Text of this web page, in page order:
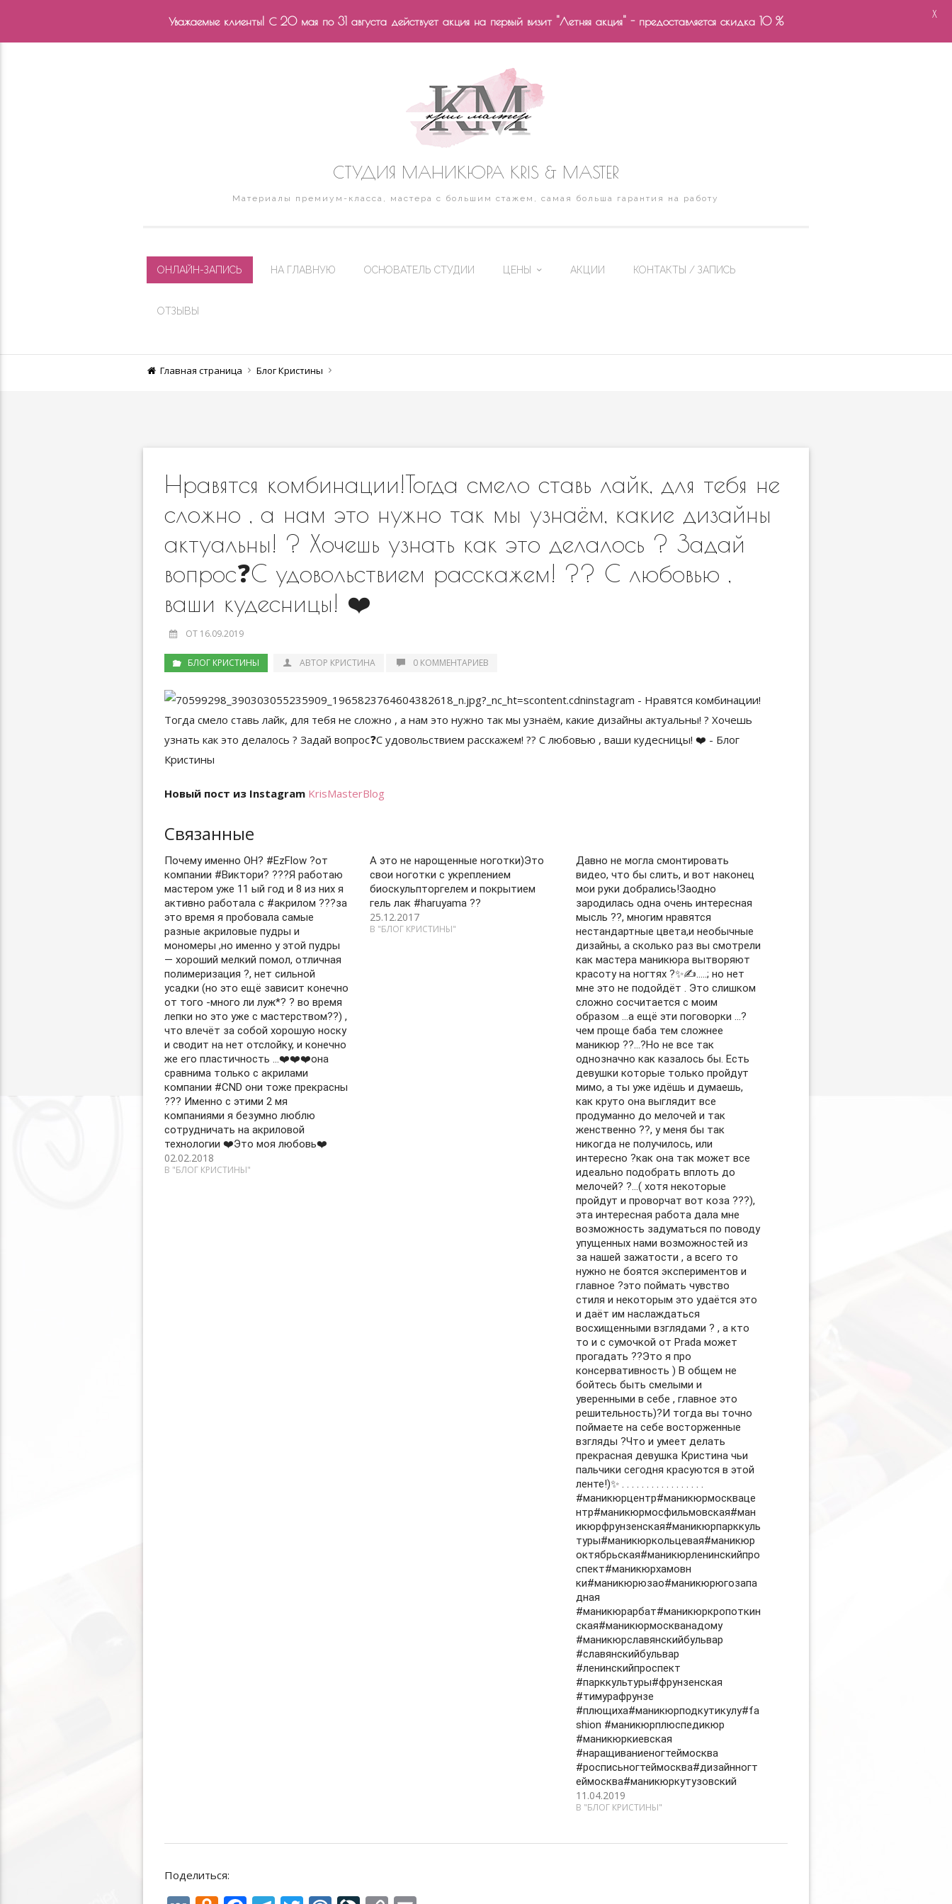
СТУДИЯ МАНИКЮРА KRIS & MASTER
Материалы премиум-класса, мастера с большим стажем, самая больша гарантия на работу
ОНЛАЙН-ЗАПИСЬ НА ГЛАВНУЮ ОСНОВАТЕЛЬ СТУДИИ ЦЕНЫ АКЦИИ КОНТАКТЫ / ЗАПИСЬ
ОТЗЫВЫ
Главная страница Блог Кристины
Нравятся комбинации!Тогда смело ставь лайк, для тебя не
сложно , а нам это нужно так мы узнаём, какие дизайны
актуальны! ? Хочешь узнать как это делалось ? Задай
вопрос❓С удовольствием расскажем! ?? С любовью ,
ваши кудесницы! ❤️
ОТ 16.09.2019
БЛОГ КРИСТИНЫ АВТОР КРИСТИНА 0 КОММЕНТАРИЕВ
Новый пост из Instagram KrisMasterBlog
Связанные
Почему именно ОН? #EzFlow ?от
компании #Виктори? ??‍?Я работаю
мастером уже 11 ый год и 8 из них я
активно работала с #акрилом ??‍?за
это время я пробовала самые
разные акриловые пудры и
мономеры ,но именно у этой пудры
— хороший мелкий помол, отличная
полимеризация ?, нет сильной
усадки (но это ещё зависит конечно
от того -много ли луж*? ? во время
лепки но это уже с мастерством??) ,
что влечёт за собой хорошую носку
и сводит на нет отслойку, и конечно
же его пластичность …❤️❤️❤️она
сравнима только с акрилами
компании #CND они тоже прекрасны
??‍? Именно с этими 2 мя
компаниями я безумно люблю
сотрудничать на акриловой
технологии ❤️Это моя любовь❤️
02.02.2018
В "БЛОГ КРИСТИНЫ"
А это не нарощенные ноготки)Это
свои ноготки с укреплением
биоскульпторгелем и покрытием
гель лак #haruyama ??
25.12.2017
В "БЛОГ КРИСТИНЫ"
Давно не могла смонтировать
видео, что бы слить, и вот наконец
мои руки добрались!Заодно
зародилась одна очень интересная
мысль ??, многим нравятся
нестандартные цвета,и необычные
дизайны, а сколько раз вы смотрели
как мастера маникюра вытворяют
красоту на ногтях ?✨✍️…..; но нет
мне это не подойдёт . Это слишком
сложно сосчитается с моим
образом …а ещё эти поговорки …?
чем проще баба тем сложнее
маникюр ??…?Но не все так
однозначно как казалось бы. Есть
девушки которые только пройдут
мимо, а ты уже идёшь и думаешь,
как круто она выглядит все
продуманно до мелочей и так
женственно ??, у меня бы так
никогда не получилось, или
интересно ?как она так может все
идеально подобрать вплоть до
мелочей? ?…( хотя некоторые
пройдут и проворчат вот коза ???),
эта интересная работа дала мне
возможность задуматься по поводу
упущенных нами возможностей из
за нашей зажатости , а всего то
нужно не боятся экспериментов и
главное ?это поймать чувство
стиля и некоторым это удаётся это
и даёт им наслаждаться
восхищенными взглядами ? , а кто
то и с сумочкой от Prada может
прогадать ??Это я про
консервативность ) В общем не
бойтесь быть смелыми и
уверенными в себе , главное это
решительность)?И тогда вы точно
поймаете на себе восторженные
взгляды ?Что и умеет делать
прекрасная девушка Кристина чьи
пальчики сегодня красуются в этой
ленте!)✨ . . . . . . . . . . . . . . . . .
#маникюрцентр#маникюрмоскваце
нтр#маникюрмосфильмовская#ман
икюрфрунзенская#маникюрпарккуль
туры#маникюркольцевая#маникюр
октябрьская#маникюрленинскийпро
спект#маникюрхамовн
ки#маникюрюзао#маникюрюгозапа
дная
#маникюрарбат#маникюркропоткин
ская#маникюрмоскванадому
#маникюрславянскийбульвар
#славянскийбульвар
#ленинскийпроспект
#парккультуры#фрунзенская
#тимурафрунзе
#плющиха#маникюрподкутикулу#fa
shion #маникюрплюспедикюр
#маникюркиевская
#наращиваниеногтеймосква
#росписьногтеймосква#дизайнногт
еймосква#маникюркутузовский
11.04.2019
В "БЛОГ КРИСТИНЫ"
Поделиться:
Уважаемые клиенты! С 20 мая по 31 августа действует акция на первый визит "Летняя акция" - предоставляется скидка 10 %
X